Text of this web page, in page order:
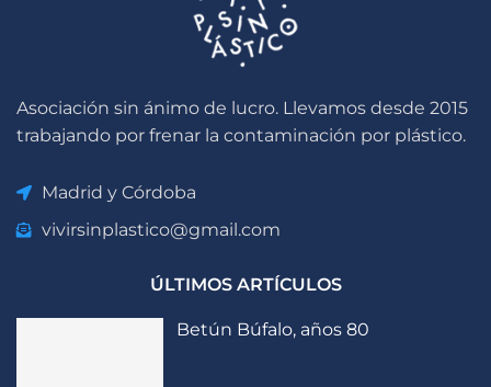
Asociación sin ánimo de lucro. Llevamos desde 2015
trabajando por frenar la contaminación por plástico.
Madrid y Córdoba
vivirsinplastico@gmail.com
ÚLTIMOS ARTÍCULOS
Betún Búfalo, años 80